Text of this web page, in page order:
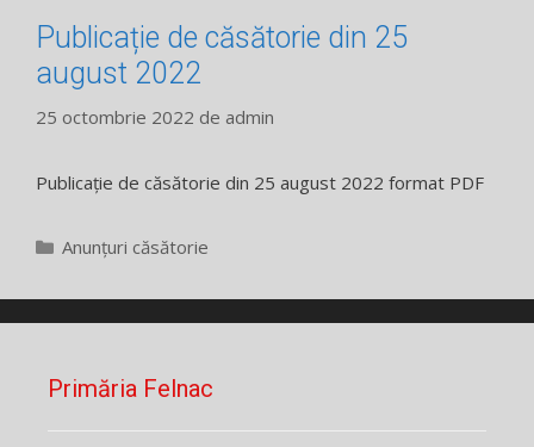
Publicație de căsătorie din 25
august 2022
25 octombrie 2022 de admin
Publicație de căsătorie din 25 august 2022 format PDF
Categorii
Anunțuri căsătorie
Primăria Felnac